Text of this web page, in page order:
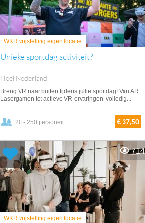
WKR vrijstelling eigen locatie
Unieke sportdag activiteit?
Heel Nederland
Breng VR naar buiten tijdens jullie sportdag! Van AR
Lasergamen tot actieve VR-ervaringen, volledig...
20 - 250 personen € 37,50
WKR vrijstelling eigen locatie
714